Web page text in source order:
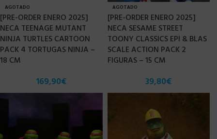
AGOTADO
[PRE-ORDER ENERO 2025]
NECA TEENAGE MUTANT
NINJA TURTLES CARTOON
PACK 4 TORTUGAS NINJA –
18 CM
169,90€
AGOTADO
[PRE-ORDER ENERO 2025]
NECA SESAME STREET
TOONY CLASSICS EPI & BLAS
SCALE ACTION PACK 2
FIGURAS – 15 CM
39,80€